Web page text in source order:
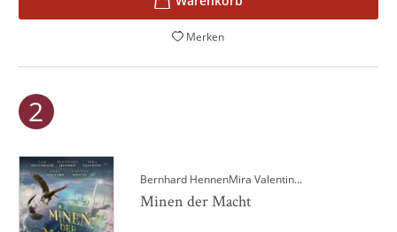
Merken
Bernhard HennenMira Valentin...
Minen der Macht